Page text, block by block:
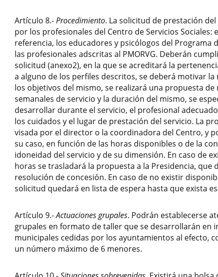
Artículo 8.-Procedimiento. La solicitud de prestación
por los profesionales del Centro de Servicios Sociales:
referencia, los educadores y psicólogos del Programa
las profesionales adscritas al PMORVG. Deberán
solicitud (anexo2), en la que se acreditará la
a alguno de los perfiles descritos, se deberá motivar la
los objetivos del mismo, se realizará una propuesta
semanales de servicio y la duración del mismo, se
desarrollar durante el servicio, el profesional
los cuidados y el lugar de prestación del servicio. La
visada por el director o la coordinadora del Centro, y
su caso, en función de las horas disponibles o de la
idoneidad del servicio y de su dimensión. En caso de
horas se trasladará la propuesta a la Presidencia, que
resolución de concesión. En caso de no existir
solicitud quedará en lista de espera hasta que exista
Artículo 9.-Actuaciones grupales. Podrán establecerse
grupales en formato de taller que se desarrollarán en
municipales cedidas por los ayuntamientos al efecto,
un número máximo de 6 menores.